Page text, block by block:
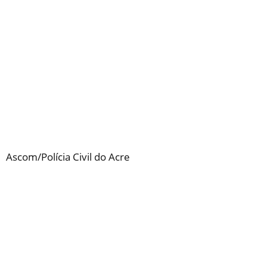
Ascom/Polícia Civil do Acre